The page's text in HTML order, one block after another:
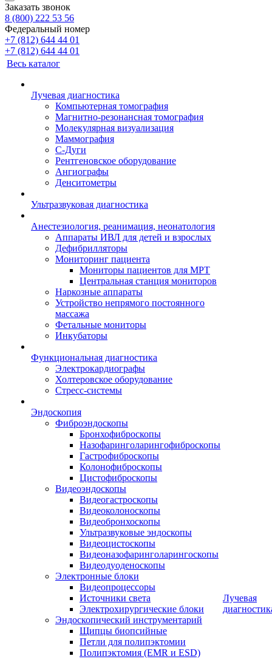
Заказать звонок
8 (800) 222 53 56
Федеральный номер
+7 (812) 644 44 01
+7 (812) 644 44 01
Весь каталог
Лучевая диагностика
Компьютерная томография
Магнитно-резонансная томография
Молекулярная визуализация
Маммография
С-Дуги
Рентгеновское оборудование
Ангиографы
Денситометры
Ультразвуковая диагностика
Анестезиология, реанимация, неонатология
Аппараты ИВЛ для детей и взрослых
Дефибрилляторы
Мониторинг пациента
Мониторы пациентов для МРТ
Центральная станция мониторов
Наркозные аппараты
Устройство непрямого постоянного
массажа
Фетальные мониторы
Инкубаторы
Функциональная диагностика
Электрокардиографы
Холтеровское оборудование
Стресс-системы
Эндоскопия
Фиброэндоскопы
Бронхофиброскопы
Назофаринголарингофиброскопы
Гастрофиброскопы
Колонофиброскопы
Цистофиброскопы
Видеоэндоскопы
Видеогастроскопы
Видеоколоноскопы
Видеобронхоскопы
Ультразвуковые эндоскопы
Видеоцистоскопы
Видеоназофаринголарингоскопы
Видеодуоденоскопы
Электронные блоки
Видеопроцессоры
Источники света
Электрохирургические блоки
Эндоскопический инструментарий
Щипцы биопсийные
Петли для полипэктомии
Полипэктомия (EMR и ESD)
Лучевая